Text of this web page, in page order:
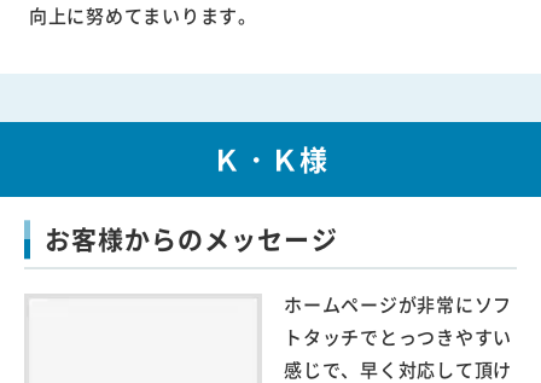
向上に努めてまいります。
Ｋ・Ｋ様
お客様からのメッセージ
ホームページが非常にソフ
トタッチでとっつきやすい
感じで、早く対応して頂け